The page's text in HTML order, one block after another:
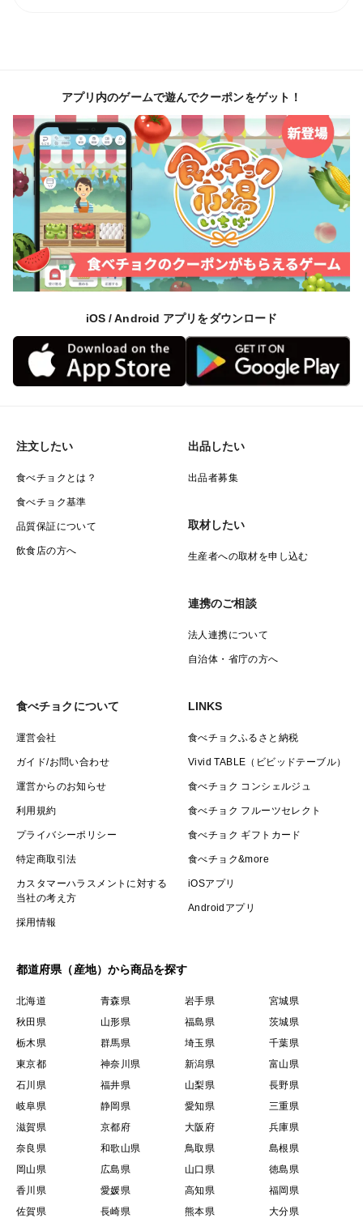
アプリ内のゲームで遊んでクーポンをゲット！
iOS / Android アプリをダウンロード
注文したい
食べチョクとは？
食べチョク基準
品質保証について
飲食店の方へ
出品したい
出品者募集
取材したい
生産者への取材を申し込む
連携のご相談
法人連携について
自治体・省庁の方へ
食べチョクについて
運営会社
ガイド/お問い合わせ
運営からのお知らせ
利用規約
プライバシーポリシー
特定商取引法
カスタマーハラスメントに対する
当社の考え方
採用情報
LINKS
食べチョクふるさと納税
Vivid TABLE（ビビッドテーブル）
食べチョク コンシェルジュ
食べチョク フルーツセレクト
食べチョク ギフトカード
食べチョク&more
iOSアプリ
Androidアプリ
都道府県（産地）から商品を探す
北海道 青森県 岩手県
宮城県
秋田県
山形県 福島県
茨城県
栃木県
群馬県 埼玉県
千葉県
東京都
神奈川県 新潟県
富山県
石川県
福井県 山梨県
長野県
岐阜県
静岡県 愛知県
三重県
滋賀県
京都府 大阪府
兵庫県
奈良県
和歌山県 鳥取県
島根県
岡山県
広島県 山口県
徳島県
香川県
愛媛県 高知県
福岡県
佐賀県
長崎県 熊本県 大分県